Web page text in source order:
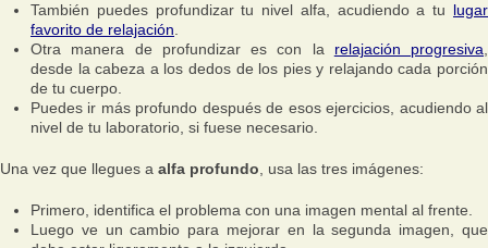
También puedes profundizar tu nivel alfa, acudiendo a tu lugar
favorito de relajación
Otra manera de profundizar es con la relajación progresiva
desde la cabeza a los dedos de los pies y relajando cada porción
de tu cuerpo.
Puedes ir más profundo después de esos ejercicios, acudiendo al
nivel de tu laboratorio, si fuese necesario.
Una vez que llegues a alfa profundo , usa las tres imágenes:
Primero, identifica el problema con una imagen mental al frente.
Luego ve un cambio para mejorar en la segunda imagen, que